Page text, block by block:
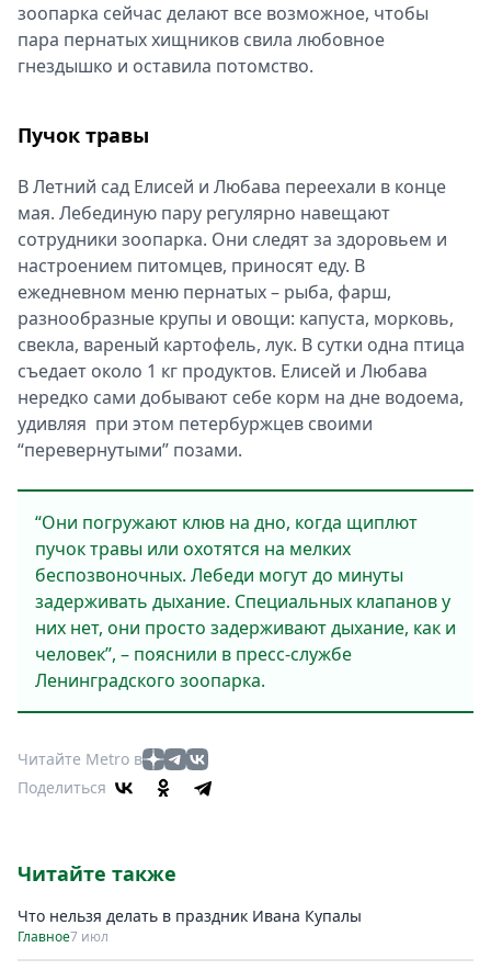
зоопарка сейчас делают все возможное, чтобы
пара пернатых хищников свила любовное
гнездышко и оставила потомство.
Пучок травы
В Летний сад Елисей и Любава переехали в конце
мая. Лебединую пару регулярно навещают
сотрудники зоопарка. Они следят за здоровьем и
настроением питомцев, приносят еду. В
ежедневном меню пернатых – рыба, фарш,
разнообразные крупы и овощи: капуста, морковь,
свекла, вареный картофель, лук. В сутки одна птица
съедает около 1 кг продуктов. Елисей и Любава
нередко сами добывают себе корм на дне водоема,
удивляя при этом петербуржцев своими
“перевернутыми” позами.
“Они погружают клюв на дно, когда щиплют
пучок травы или охотятся на мелких
беспозвоночных. Лебеди могут до минуты
задерживать дыхание. Специальных клапанов у
них нет, они просто задерживают дыхание, как и
человек”, – пояснили в пресс-службе
Ленинградского зоопарка.
Читайте Metro в
Поделиться
Читайте также
Что нельзя делать в праздник Ивана Купалы
Главное7 июл